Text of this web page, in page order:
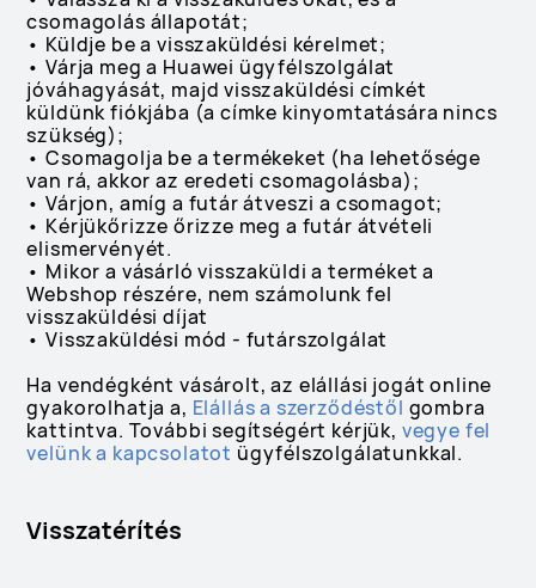
csomagolás állapotát;
• Küldje be a visszaküldési kérelmet;
• Várja meg a Huawei ügyfélszolgálat
jóváhagyását, majd visszaküldési címkét
küldünk fiókjába (a címke kinyomtatására nincs
szükség);
• Csomagolja be a termékeket (ha lehetősége
van rá, akkor az eredeti csomagolásba);
• Várjon, amíg a futár átveszi a csomagot;
• Kérjükőrizze őrizze meg a futár átvételi
elismervényét.
• Mikor a vásárló visszaküldi a terméket a
Webshop részére, nem számolunk fel
visszaküldési díjat
• Visszaküldési mód - futárszolgálat
Ha vendégként vásárolt, az elállási jogát online
gyakorolhatja a, Elállás a szerződéstől gombra
kattintva. További segítségért kérjük, vegye fel
velünk a kapcsolatot ügyfélszolgálatunkkal.
Visszatérítés